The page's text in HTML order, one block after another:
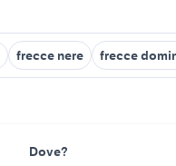
frecce nere frecce
Dove?